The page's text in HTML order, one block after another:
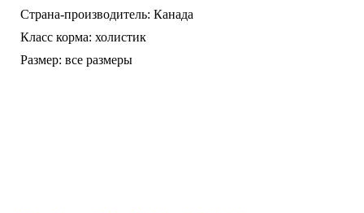
Страна-производитель: Канада
Класс корма: холистик
Размер: все размеры